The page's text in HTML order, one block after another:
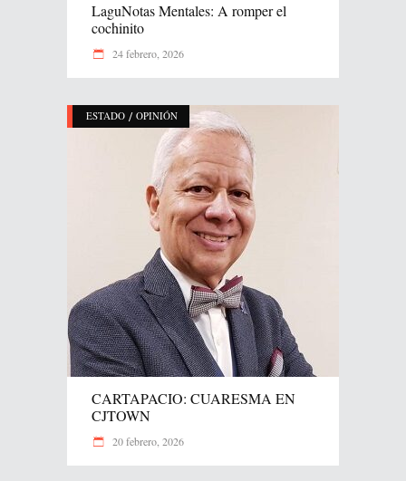
LaguNotas Mentales: A romper el
cochinito
24 febrero, 2026
ESTADO / OPINIÓN
CARTAPACIO: CUARESMA EN
CJTOWN
20 febrero, 2026